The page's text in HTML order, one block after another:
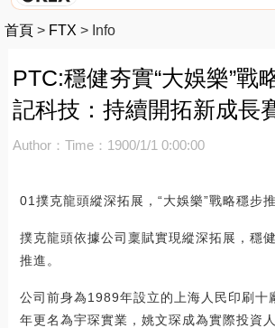
首頁 > FTX > Info
PTC:穩健夯實“大娛樂”戰
記科技：持續開拓新成長
Author： Time：1900/1/1 0:00:00
01撲克龍頭縱深拓展，“大娛樂”戰略穩步
撲克龍頭依據公司稟賦實現縱深拓展，穩
推進。
公司前身為1989年設立的上海人民印刷十
年更名為宇琛實業，姚文琛成為實際投資